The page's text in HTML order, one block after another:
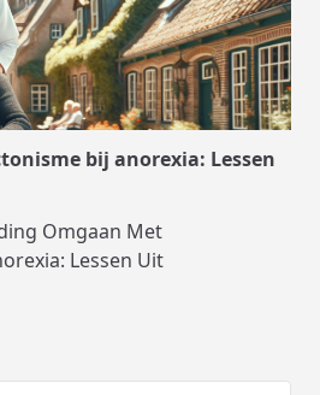
bij anorexia: Lessen
Omgaan Met
Lessen Uit